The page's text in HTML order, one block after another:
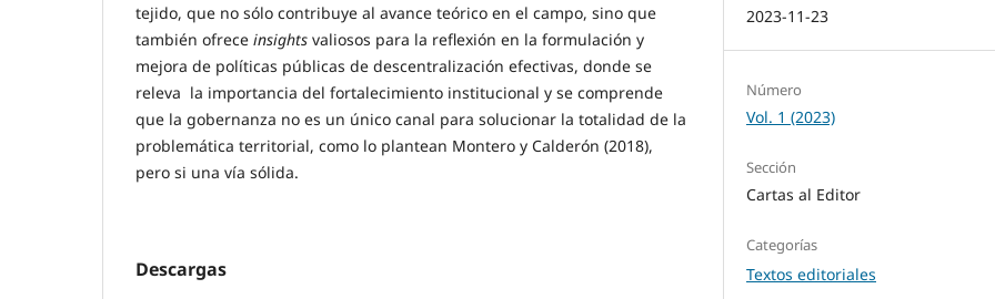
tejido, que no sólo contribuye al avance teórico en el campo, sino que
también ofrece insights valiosos para la reflexión en la formulación y
mejora de políticas públicas de descentralización efectivas, donde se
releva la importancia del fortalecimiento institucional y se comprende
que la gobernanza no es un único canal para solucionar la totalidad de la
problemática territorial, como lo plantean Montero y Calderón (2018),
pero si una vía sólida.
Descargas
2023-11-23
Número
Vol. 1 (2023)
Sección
Cartas al Editor
Categorías
Textos editoriales